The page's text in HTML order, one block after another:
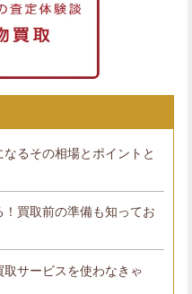
るその相場とポイントと
買取前の準備も知ってお
サービスを使わなきゃ